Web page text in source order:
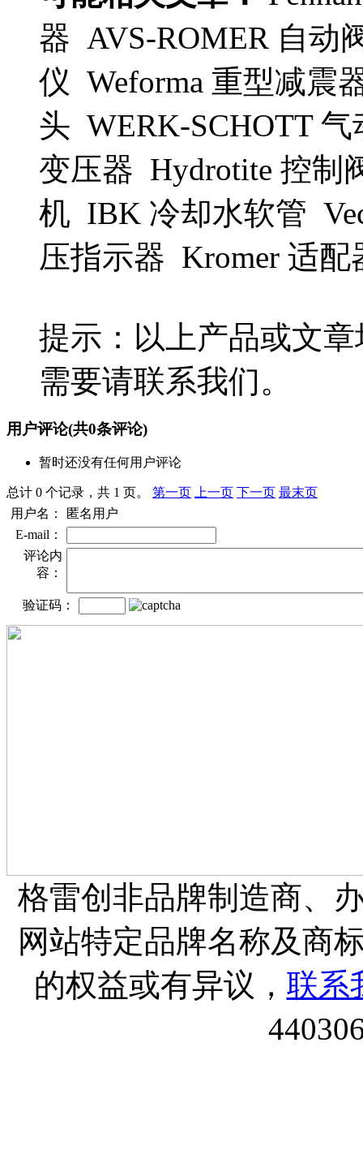
器 AVS-ROMER 自动
仪 Weforma 重型减震
头 WERK-SCHOTT
变压器 Hydrotite 控
机 IBK 冷却水软管
压指示器 Kromer 适
提示：以上产品或文
需要请联系我们。
用户评论(共0条评论)
暂时还没有任何用户评论
总计 0 个记录，共 1 页。 第一页 上一页 下一页 最末页
用户名：
匿名用户
E-mail：
评论内
容：
验证码：
格雷创非品牌制造商、
网站特定品牌名称及商
的权益或有异议， 联系